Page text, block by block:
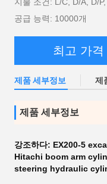
공급 능력: 10000개
최고 가격
제품 세부정보 제
제품 세부정보
강조하다: EX200-5
Hitachi boom arm
steering hydraulic